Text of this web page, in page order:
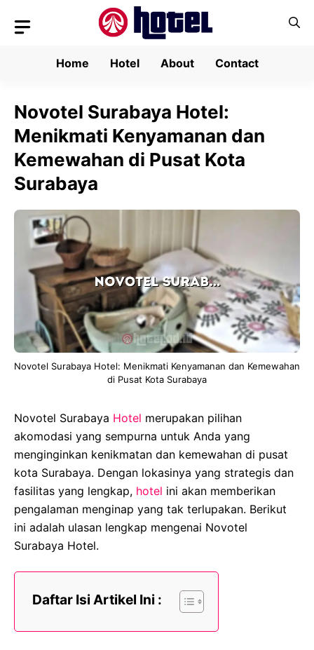
Home
Hotel About Contact
Novotel Surabaya Hotel:
Menikmati Kenyamanan dan
Kemewahan di Pusat Kota
Surabaya
Novotel Surabaya Hotel: Menikmati Kenyamanan dan Kemewahan
di Pusat Kota Surabaya
Novotel Surabaya Hotel merupakan pilihan
akomodasi yang sempurna untuk Anda yang
menginginkan kenikmatan dan kemewahan di pusat
kota Surabaya. Dengan lokasinya yang strategis dan
fasilitas yang lengkap, hotel ini akan memberikan
pengalaman menginap yang tak terlupakan. Berikut
ini adalah ulasan lengkap mengenai Novotel
Surabaya Hotel.
Daftar Isi Artikel Ini :